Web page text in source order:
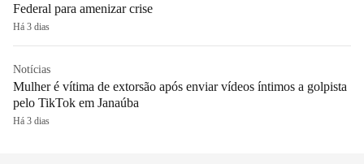
Federal para amenizar crise
Há 3 dias
Notícias
Mulher é vítima de extorsão após enviar vídeos íntimos a golpista
pelo TikTok em Janaúba
Há 3 dias